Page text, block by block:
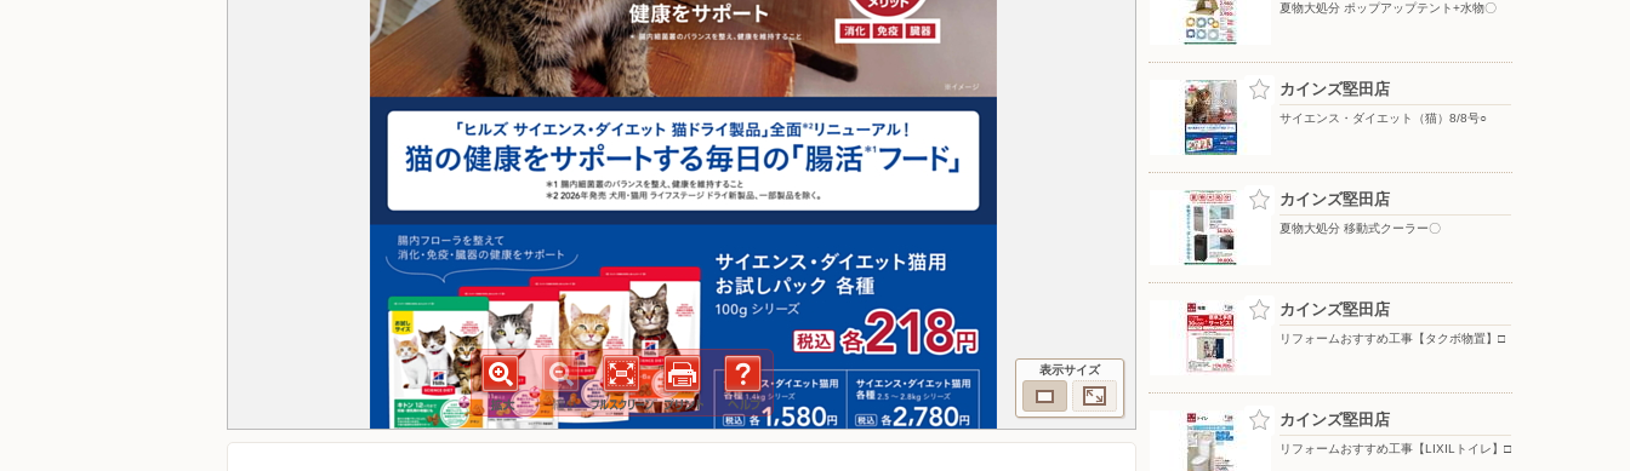
表示サイズ
夏物大処分 ポップアップテント+水物〇
カインズ堅田店
サイエンス・ダイエット（猫）8/8号○
カインズ堅田店
夏物大処分 移動式クーラー〇
カインズ堅田店
リフォームおすすめ工事【タクボ物置】□
カインズ堅田店
リフォームおすすめ工事【LIXILトイレ】□